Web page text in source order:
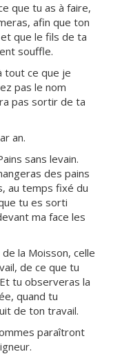
que tu as à faire,
afin que ton
que le fils de ta
souffle.
tout ce que je
pas le nom
pas sortir de ta
an.
sans levain.
des pains
au temps fixé du
tu es sorti
ma face les
la Moisson, celle
de ce que tu
tu observeras la
quand tu
de ton travail.
paraîtront